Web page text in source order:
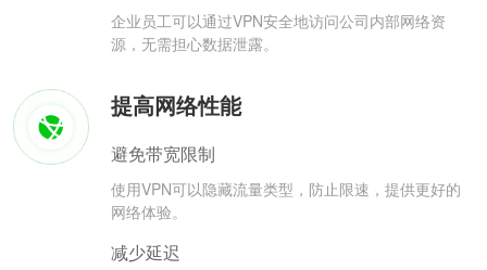
企业员工可以通过VPN安全地访问公司内部网络资
源，无需担心数据泄露。
提高网络性能
避免带宽限制
使用VPN可以隐藏流量类型，防止限速，提供更好的
网络体验。
减少延迟